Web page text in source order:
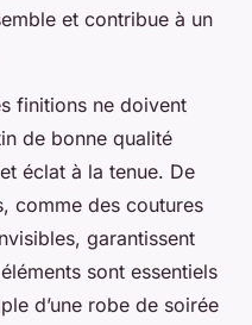
et contribue à un
finitions ne doivent
de bonne qualité
éclat à la tenue. De
comme des coutures
garantissent
sont essentiels
d’une robe de soirée